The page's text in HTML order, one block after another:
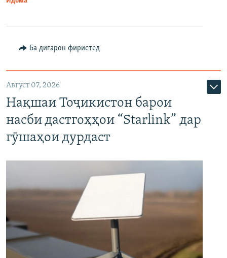
Ба дигарон фиристед
Август 07, 2026
Нақшаи Тоҷикистон барои
насби дастгоҳҳои “Starlink” дар
гӯшаҳои дурдаст